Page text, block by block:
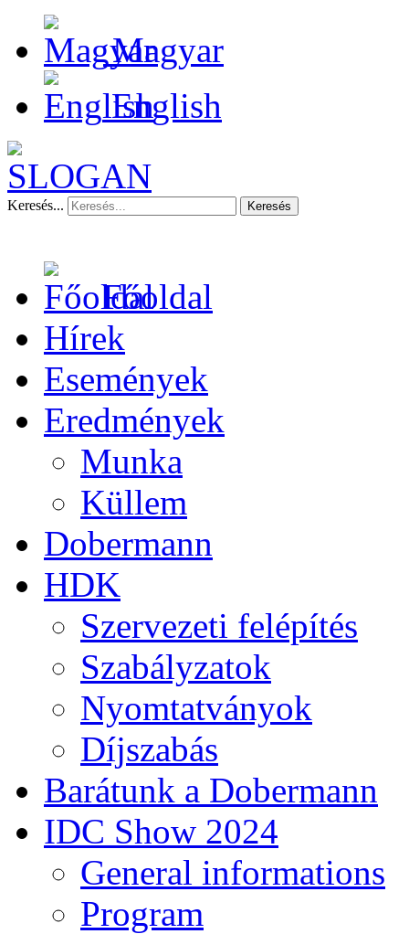
Magyar
English
Keresés... Keresés
Főoldal
Hírek
Események
Eredmények
Munka
Küllem
Dobermann
HDK
Szervezeti felépítés
Szabályzatok
Nyomtatványok
Díjszabás
Barátunk a Dobermann
IDC Show 2024
General informations
Program